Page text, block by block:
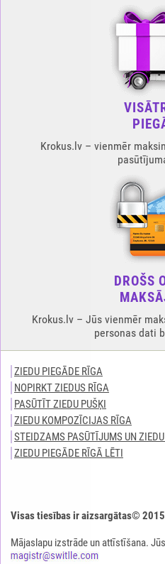
Krokus.lv – vienmēr
DROŠS
Krokus.lv – Jūs vienmēr
personas dati
ZIEDU PIEGĀDE RĪGA
NOPIRKT ZIEDUS RĪGA
PASŪTĪT ZIEDU PUŠĶI
ZIEDU KOMPOZĪCIJAS RĪGA
STEIDZAMS PASŪTĪJUMS UN
ZIEDU PIEGĀDE RĪGĀ LĒTI
Visas tiesības ir aizsargātas©
Mājaslapu izstrāde un attīstīšana.